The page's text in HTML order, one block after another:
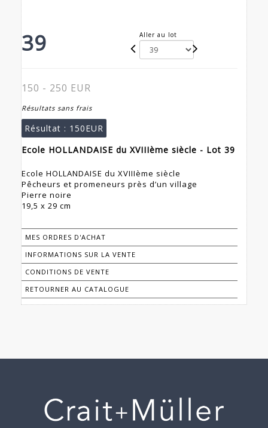
39 Aller au lot
150 - 250 EUR
Résultats sans frais
Résultat : 150EUR
Ecole HOLLANDAISE du XVIIIème siècle - Lot 39
Ecole HOLLANDAISE du XVIIIème siècle
Pêcheurs et promeneurs près d’un village
Pierre noire
19,5 x 29 cm
MES ORDRES D'ACHAT
INFORMATIONS SUR LA VENTE
CONDITIONS DE VENTE
RETOURNER AU CATALOGUE